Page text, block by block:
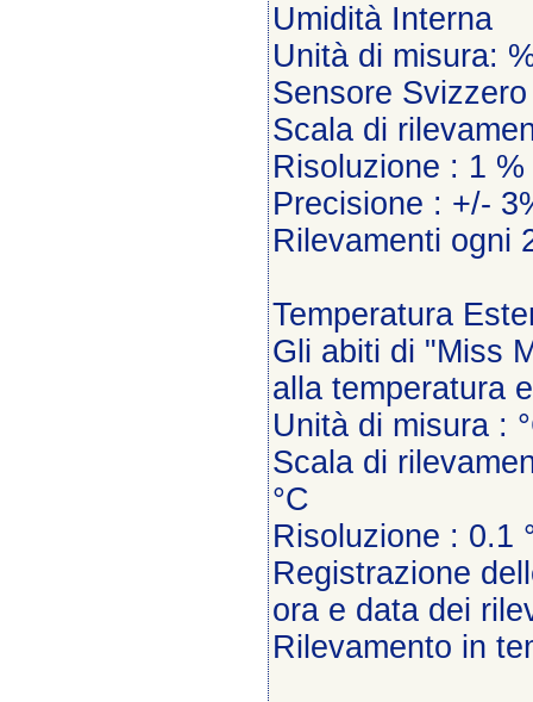
Umidità Interna
Unità di misura:
Sensore
Scala di
Risoluzione : 1 %
Precisione : +/-
Rilevamenti ogni
Temperatura
Gli abiti di "Miss
alla temperatura
Unità di misura :
Scala di
°C
Risoluzione : 0.1
Registrazione
ora e data dei
Rilevamento in